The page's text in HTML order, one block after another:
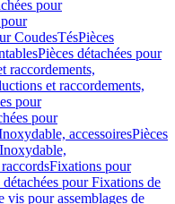
pour
CoudesTésPièces
Pièces détachées pour
raccordements,
et raccordements,
pour
pour
accessoiresPièces
Fixations pour
détachées pour Fixations de
vis pour assemblages de